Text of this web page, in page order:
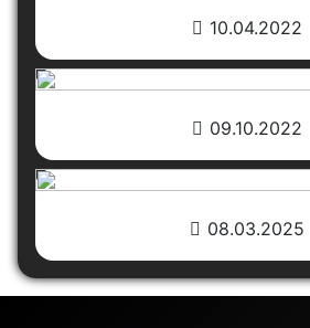
10.04.2022
09.10.2022
08.03.2025